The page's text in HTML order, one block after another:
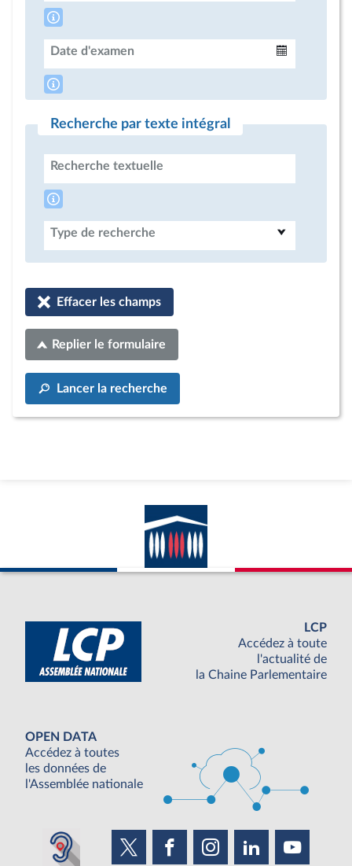
Date d'examen
Recherche par texte intégral
Recherche textuelle
Type de recherche
Effacer les champs
Replier le formulaire
Lancer la recherche
LCP
Accédez à toute
l'actualité de
la Chaine Parlementaire
OPEN DATA
Accédez à toutes
les données de
l'Assemblée nationale